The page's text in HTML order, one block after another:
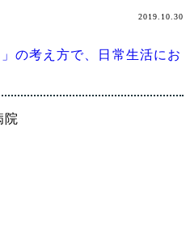
の考え方で、日常生活にお
2019.10.30
院